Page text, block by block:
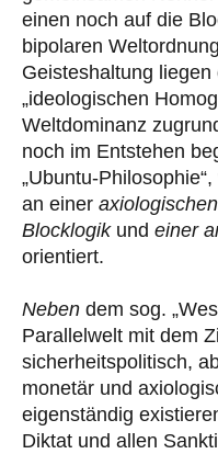
einen noch auf die
bipolaren
Geisteshaltung
„ideologischen
Weltdominanz
noch im Entstehen
„Ubuntu-Philosophie“,
an einer
Blocklogikund einer
orientiert.
Neben dem sog.
Parallelwelt mit dem
sicherheitspolitisch,
monetär und
eigenständig
Diktat und allen